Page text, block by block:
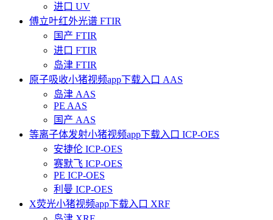
进口 UV
傅立叶红外光谱 FTIR
国产 FTIR
进口 FTIR
岛津 FTIR
原子吸收小猪视频app下载入口 AAS
岛津 AAS
PE AAS
国产 AAS
等离子体发射小猪视频app下载入口 ICP-OES
安捷伦 ICP-OES
赛默飞 ICP-OES
PE ICP-OES
利曼 ICP-OES
X荧光小猪视频app下载入口 XRF